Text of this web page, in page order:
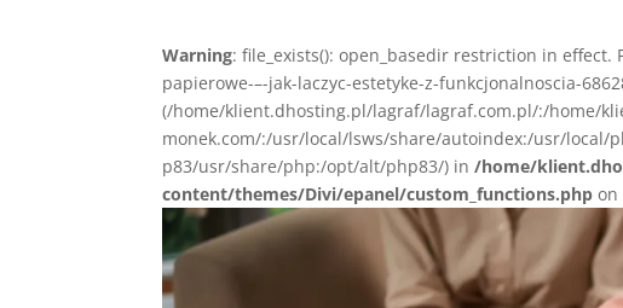
Warning: file_exists(): open_basedir restriction in
papierowe-–-jak-laczyc-estetyke-z-funkcjonalnoscia-
(/home/klient.dhosting.pl/lagraf/lagraf.com.pl/:/home/
monek.com/:/usr/local/lsws/share/autoindex:/usr/
p83/usr/share/php:/opt/alt/php83/) in/home/
content/themes/Divi/epanel/custom_functions.php on